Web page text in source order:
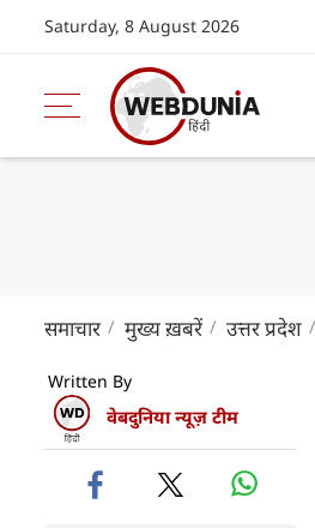
Saturday, 8 August 2026
समाचार मुख्य ख़बरें उत्तर प्रदेश
Written By
वेबदुनिया न्यूज़ टीम